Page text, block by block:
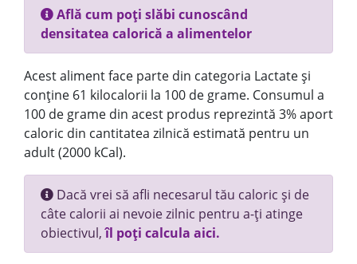
Află cum poți slăbi cunoscând
densitatea calorică a alimentelor
Acest aliment face parte din categoria Lactate și
conține 61 kilocalorii la 100 de grame. Consumul a
100 de grame din acest produs reprezintă 3% aport
caloric din cantitatea zilnică estimată pentru un
adult (2000 kCal).
Dacă vrei să afli necesarul tău caloric și de
câte calorii ai nevoie zilnic pentru a-ți atinge
obiectivul,îl poți calcula aici.